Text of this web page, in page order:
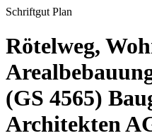
Schriftgut Plan
Rötelweg,
(GS 4565)
Architekten